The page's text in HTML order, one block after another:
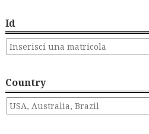
Id
Country